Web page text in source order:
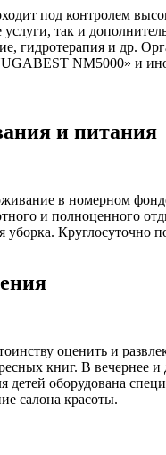
под контролем
так и
гидротерапия и др.
NM5000» и
и питания
в номерном
и полноценного
уборка. Круглосуточно
оценить и
книг. В вечернее и
детей оборудована
салона красоты.